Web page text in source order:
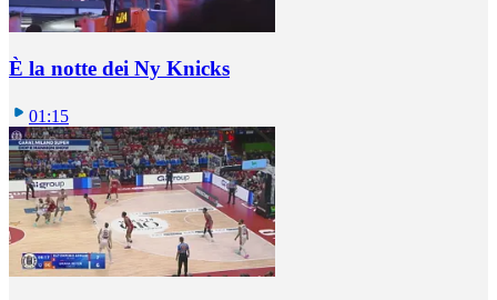
È la notte dei Ny Knicks
01:15